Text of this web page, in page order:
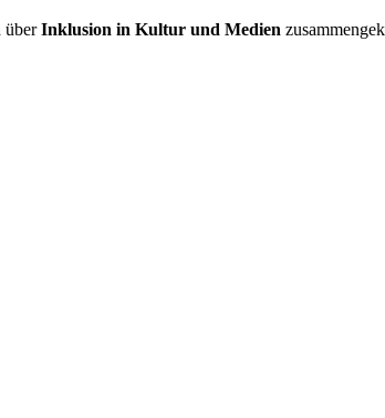
überInklusion in Kultur und Medien